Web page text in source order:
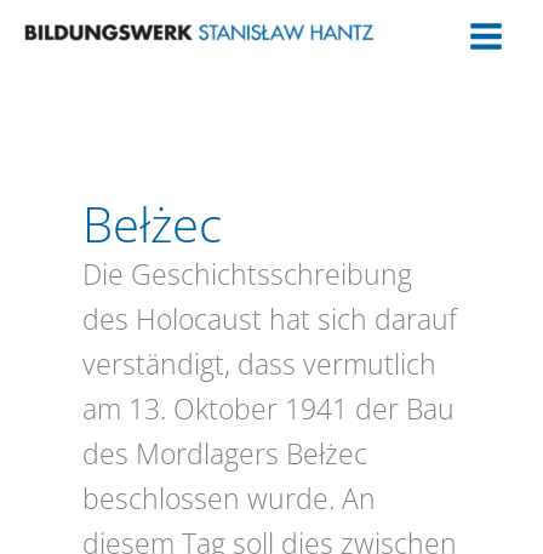
Inhalt
Bełżec
Die Geschichtsschreibung
des Holocaust hat sich darauf
verständigt, dass vermutlich
am 13. Oktober 1941 der Bau
des Mordlagers Bełżec
beschlossen wurde. An
diesem Tag soll dies zwischen